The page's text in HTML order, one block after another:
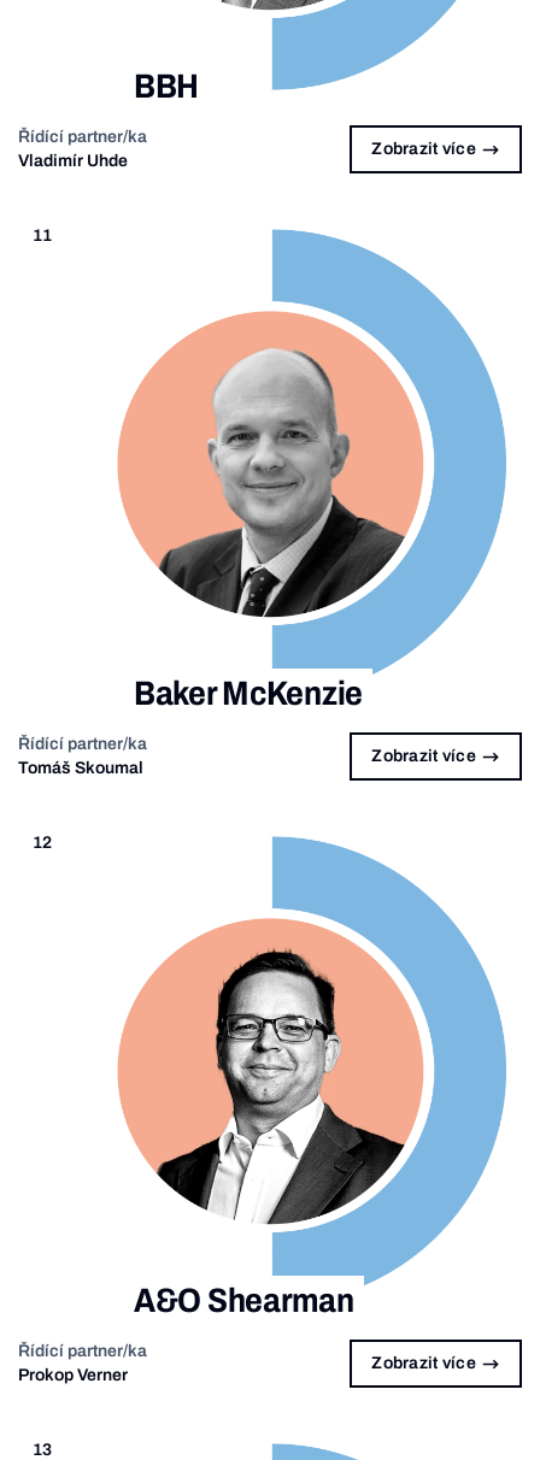
BBH
Řídící partner/ka
Vladimír Uhde
Zobrazit více
11
Baker McKenzie
Řídící partner/ka
Tomáš Skoumal
Zobrazit více
12
A&O Shearman
Řídící partner/ka
Prokop Verner
Zobrazit více
13